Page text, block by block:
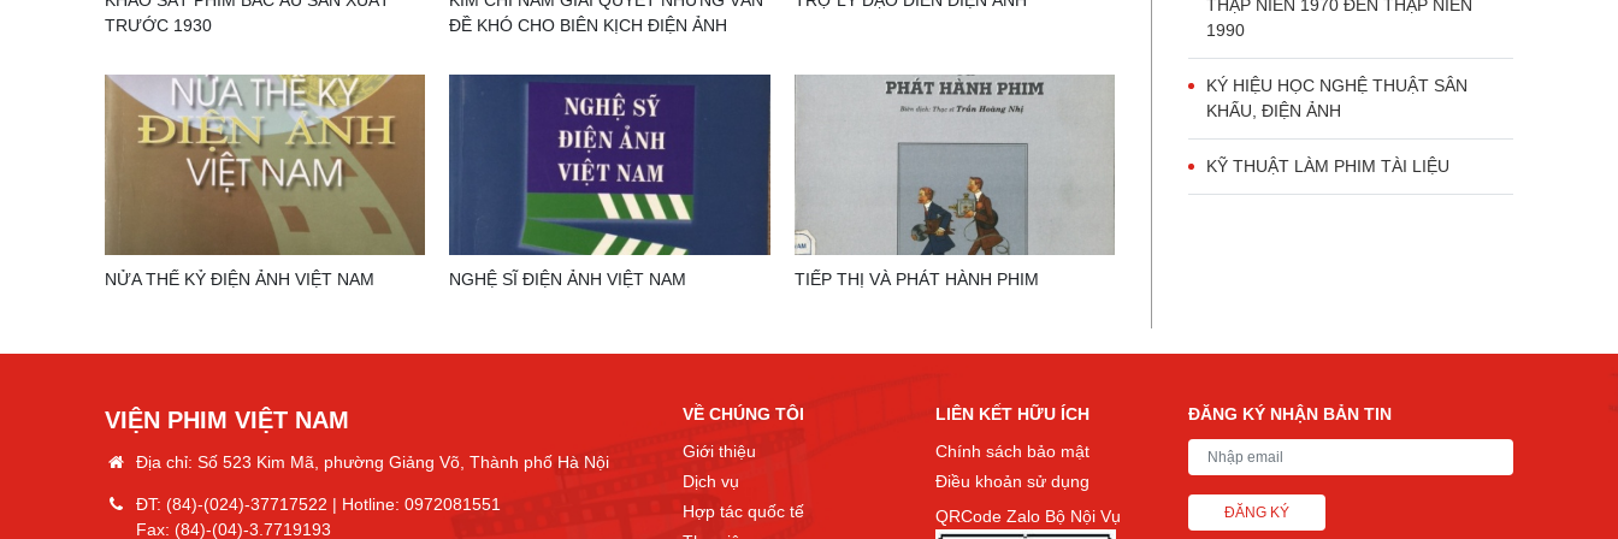
TRƯỚC 1930
ĐỀ KHÓ CHO BIÊN KỊCH ĐIỆN ẢNH
NỬA THẾ KỶ ĐIỆN ẢNH VIỆT NAM NGHỆ SĨ ĐIỆN ẢNH VIỆT NAM TIẾP THỊ VÀ PHÁT HÀNH PHIM
THẬP NIÊN 1970 ĐẾN THẬP NIÊN
1990
KÝ HIỆU HỌC NGHỆ THUẬT SÂN
KHẤU, ĐIỆN ẢNH
KỸ THUẬT LÀM PHIM TÀI LIỆU
VIỆN PHIM VIỆT NAM
Địa chỉ: Số 523 Kim Mã, phường Giảng Võ, Thành phố Hà Nội
ĐT: (84)-(024)-37717522 | Hotline: 0972081551
Fax: (84)-(04)-3.7719193
VỀ CHÚNG TÔI
Giới thiệu
Dịch vụ
Hợp tác quốc tế
LIÊN KẾT HỮU ÍCH
Chính sách bảo mật
Điều khoản sử dụng
QRCode Zalo Bộ Nội Vụ
ĐĂNG KÝ NHẬN BẢN TIN
ĐĂNG KÝ